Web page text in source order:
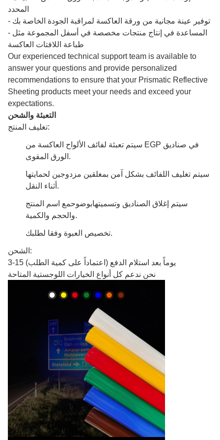
المحدد
- توفير عينة مجانية من ورقة العاكسة لمراقبة الجودة الخاصة بك
- المساعدة في إنتاج منتجات مخصصة في أسفل المجموعة مثل
طباعة اللافتات العاكسة
Our experienced technical support team is available to
answer your questions and provide personalized
recommendations to ensure that your Prismatic Reflective
Sheeting products meet your needs and exceed your
expectations.
التعبئة والشحن
تغليف المنتج:
سيتم تعبئة لفائف الألواح العاكسة من EGP في صناديق
الورق المقوى.
سيتم تغليف اللفائف بشكل آمن بمغلقين مزدوجين لحمايتها
أثناء النقل.
سيتم إغلاق الصناديق وتسميتهابوضوحمع اسم المنتج
والحجم والكمية.
تخصيص العبوة وفقا لطلبك.
الشحن:
3-15 يوماً بعد استلام الدفع (اعتماداً على كمية الطلب)
نحن ندعم كل أنواع الخيارات اللوجستية المتاحة